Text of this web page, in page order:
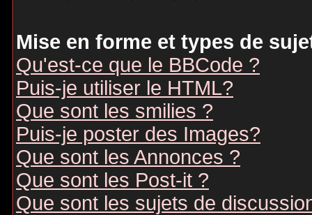
Mise en forme et types de
Qu'est-ce que le BBCode ?
Puis-je utiliser le HTML?
Que sont les smilies ?
Puis-je poster des Images?
Que sont les Annonces ?
Que sont les Post-it ?
Que sont les sujets de